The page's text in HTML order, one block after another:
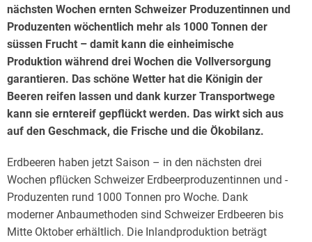
nächsten Wochen ernten Schweizer Produzentinnen und
Produzenten wöchentlich mehr als 1000 Tonnen der
süssen Frucht – damit kann die einheimische
Produktion während drei Wochen die Vollversorgung
garantieren. Das schöne Wetter hat die Königin der
Beeren reifen lassen und dank kurzer Transportwege
kann sie erntereif gepflückt werden. Das wirkt sich aus
auf den Geschmack, die Frische und die Ökobilanz.
Erdbeeren haben jetzt Saison – in den nächsten drei
Wochen pflücken Schweizer Erdbeerproduzentinnen und -
Produzenten rund 1000 Tonnen pro Woche. Dank
moderner Anbaumethoden sind Schweizer Erdbeeren bis
Mitte Oktober erhältlich. Die Inlandproduktion beträgt